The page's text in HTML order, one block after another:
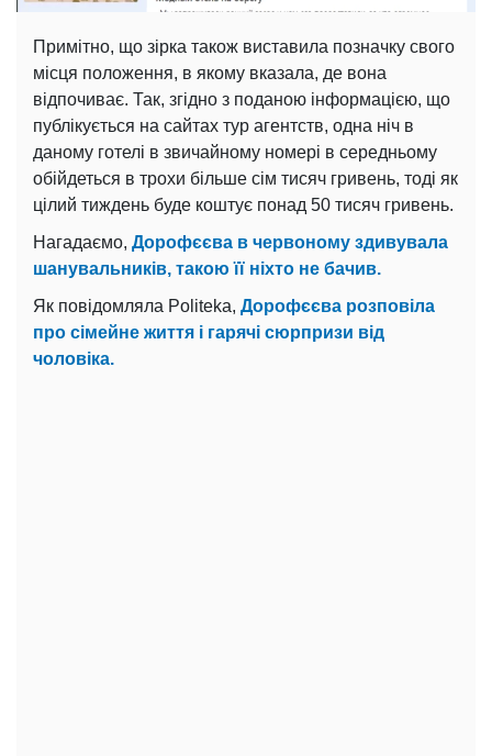
Примітно, що зірка також виставила позначку свого
місця положення, в якому вказала, де вона
відпочиває. Так, згідно з поданою інформацією, що
публікується на сайтах тур агентств, одна ніч в
даному готелі в звичайному номері в середньому
обійдеться в трохи більше сім тисяч гривень, тоді як
цілий тиждень буде коштує понад 50 тисяч гривень.
Нагадаємо, Дорофєєва в червоному здивувала
шанувальників, такою її ніхто не бачив.
Як повідомляла Politeka, Дорофєєва розповіла
про сімейне життя і гарячі сюрпризи від
чоловіка.